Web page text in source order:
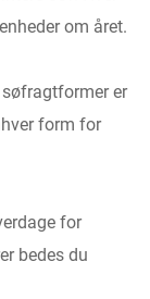
om året.
er
form for
for
bedes du